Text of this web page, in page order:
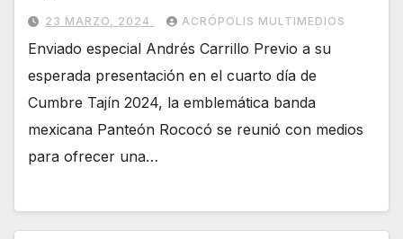
23 MARZO, 2024 ACRÓPOLIS MULTIMEDIOS
Enviado especial Andrés Carrillo Previo a su
esperada presentación en el cuarto día de
Cumbre Tajín 2024, la emblemática banda
mexicana Panteón Rococó se reunió con medios
para ofrecer una…